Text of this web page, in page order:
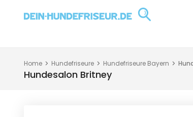
Home Hundefriseure Hundefriseure Bayern
Hundesalon Britney